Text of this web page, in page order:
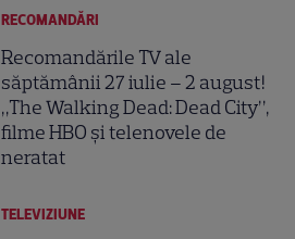
RECOMANDĂRI
Recomandările TV ale
săptămânii 27 iulie – 2 august!
„The Walking Dead: Dead City”,
filme HBO și telenovele de
neratat
TELEVIZIUNE